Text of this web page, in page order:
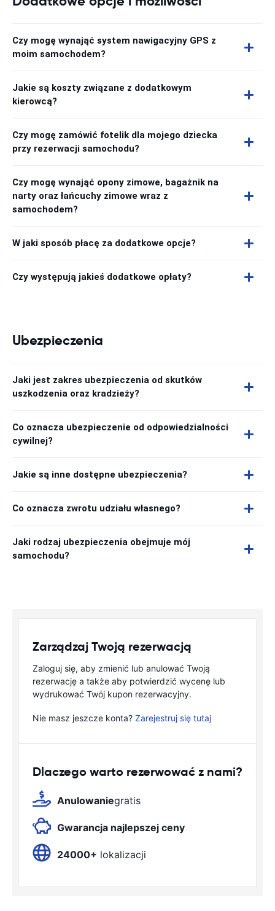
Czy mogę wynająć system nawigacyjny GPS z
moim samochodem?
Jakie są koszty związane z dodatkowym
kierowcą?
Czy mogę zamówić fotelik dla mojego dziecka
przy rezerwacji samochodu?
Czy mogę wynająć opony zimowe, bagażnik na
narty oraz łańcuchy zimowe wraz z
samochodem?
W jaki sposób płacę za dodatkowe opcje?
Czy występują jakieś dodatkowe opłaty?
Ubezpieczenia
Jaki jest zakres ubezpieczenia od skutków
uszkodzenia oraz kradzieży?
Co oznacza ubezpieczenie od odpowiedzialności
cywilnej?
Jakie są inne dostępne ubezpieczenia?
Co oznacza zwrotu udziału własnego?
Jaki rodzaj ubezpieczenia obejmuje mój
samochodu?
Zarządzaj Twoją rezerwacją
Zaloguj się, aby zmienić lub anulować Twoją
rezerwację a także aby potwierdzić wycenę lub
wydrukować Twój kupon rezerwacyjny.
Nie masz jeszcze konta? Zarejestruj się tutaj
Dlaczego warto rezerwować z nami?
Anulowaniegratis
Gwarancja najlepszej ceny
24000+ lokalizacji